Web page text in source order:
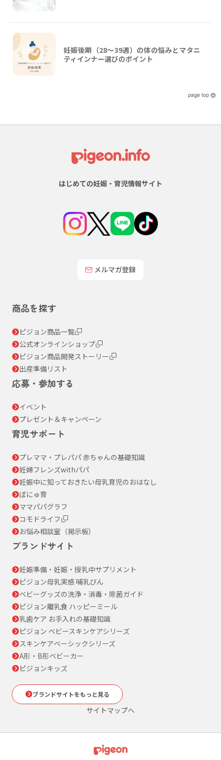
妊娠後期（28〜39週）の体の悩みとマタニ
ティインナー選びのポイント
はじめての妊娠・育児情報サイト
メルマガ登録
商品を探す
ピジョン商品一覧
公式オンラインショップ
ピジョン商品開発ストーリー
出産準備リスト
応募・参加する
イベント
プレゼント＆キャンペーン
育児サポート
プレママ・プレパパ 赤ちゃんの基礎知識
妊婦フレンズwithパパ
妊娠中に知っておきたい母乳育児のおはなし
ぼにゅ育
ママパパグラフ
コモドライフ
お悩み相談室（掲示板）
ブランドサイト
妊娠準備・妊娠・授乳中サプリメント
ピジョン母乳実感 哺乳びん
ベビーグッズの洗浄・消毒・除菌ガイド
ピジョン離乳食 ハッピーミール
乳歯ケア お手入れの基礎知識
ピジョン ベビースキンケアシリーズ
スキンケアベーシックシリーズ
A形・B形ベビーカー
ピジョンキッズ
ブランドサイトをもっと見る
サイトマップへ